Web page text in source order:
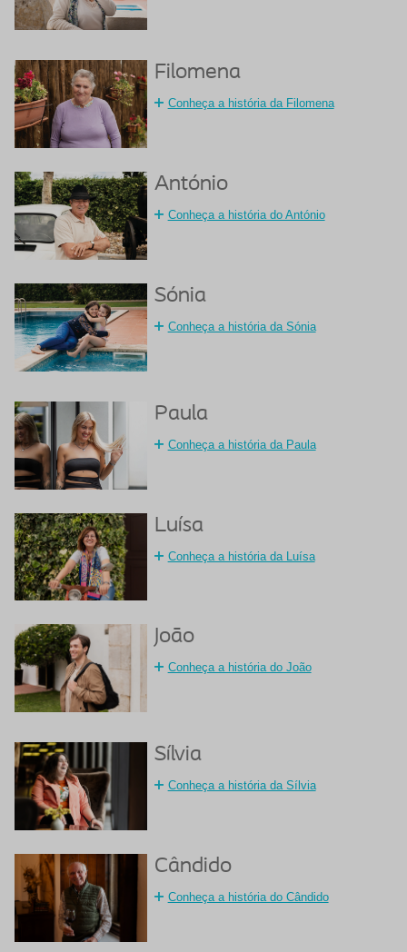
Filomena
Conheça a história da Filomena
António
Conheça a história do António
Sónia
Conheça a história da Sónia
Paula
Conheça a história da Paula
Luísa
Conheça a história da Luísa
João
Conheça a história do João
Sílvia
Conheça a história da Sílvia
Cândido
Conheça a história do Cândido